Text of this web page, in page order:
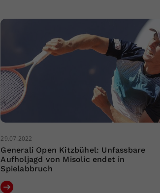
29.07.2022
Generali Open Kitzbühel: Unfassbare
Aufholjagd von Misolic endet in
Spielabbruch